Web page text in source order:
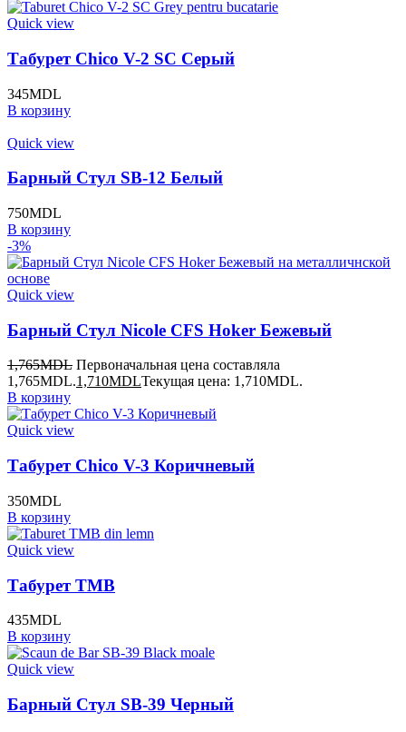
Quick view
Табурет Chico V-2 SC Серый
345MDL
В корзину
Quick view
Барный Стул SB-12 Белый
750MDL
В корзину
-3%
Quick view
Барный Стул Nicole CFS Hoker Бежевый
1,765MDL Первоначальная цена составляла
1,765MDL.1,710MDLТекущая цена: 1,710MDL.
В корзину
Quick view
Табурет Chico V-3 Коричневый
350MDL
В корзину
Quick view
Табурет TMB
435MDL
В корзину
Quick view
Барный Стул SB-39 Черный